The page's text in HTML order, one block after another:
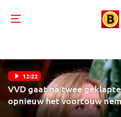
12:22
VVD gaat na twee
opnieuw het voortouw